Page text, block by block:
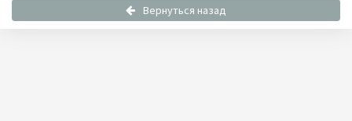
Вернуться назад